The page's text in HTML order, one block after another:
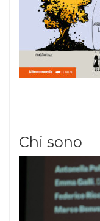
Chi sono